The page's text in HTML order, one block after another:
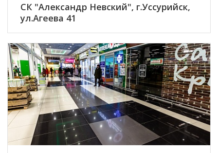
СК "Александр Невский", г.Уссурийск,
ул.Агеева 41
ПОДРОБНЕЕ